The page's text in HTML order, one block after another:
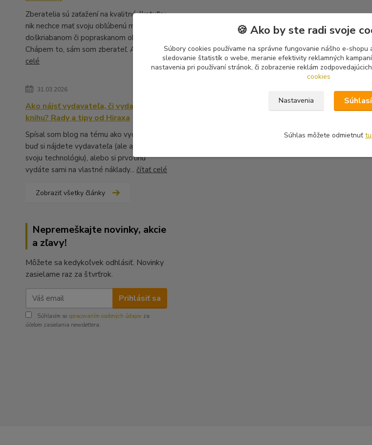
Zberatelia sú zaťažení na kvalitné škatuľky,
nik nechce mať svoju obľúbenú muziku v
doškriabanom či popraskanom obale.
Chápem to, sám som zberateľ. A ...
celé
31.03.2026
Ako nájsť vydavateľa, či vydať vlastnú
knihu? Rady a tipy od Hiraxa
Spísal som blog na tému ako vydať knihu -
buď si nájdete vydavateľa (ale aj to má
svoju technológiu), alebo si prvotinu
vydáte sami na vlastné náklady... čítať celé
Zobraziť všetky články
Nepremeškajte novinky, akcie
a zľavy!
Môžete sa kedykoľvek odhlásiť. Novinky
zasielame raz za štvrťrok.
Prihlásiť sa
Súhlasím so spracovaním osobných údajov za
účelom zasielania newslettera.
🍪 Ako by ste radi svoje
Súbory cookies používame na správne fungovanie nášho e-
sledovanie štatistík o webe, meranie efektivity reklamných
nastavenia pri používaní stránok, či zobrazenie reklám
cookies
Nastavenia
Súhlas môžete odmietnuť tu.